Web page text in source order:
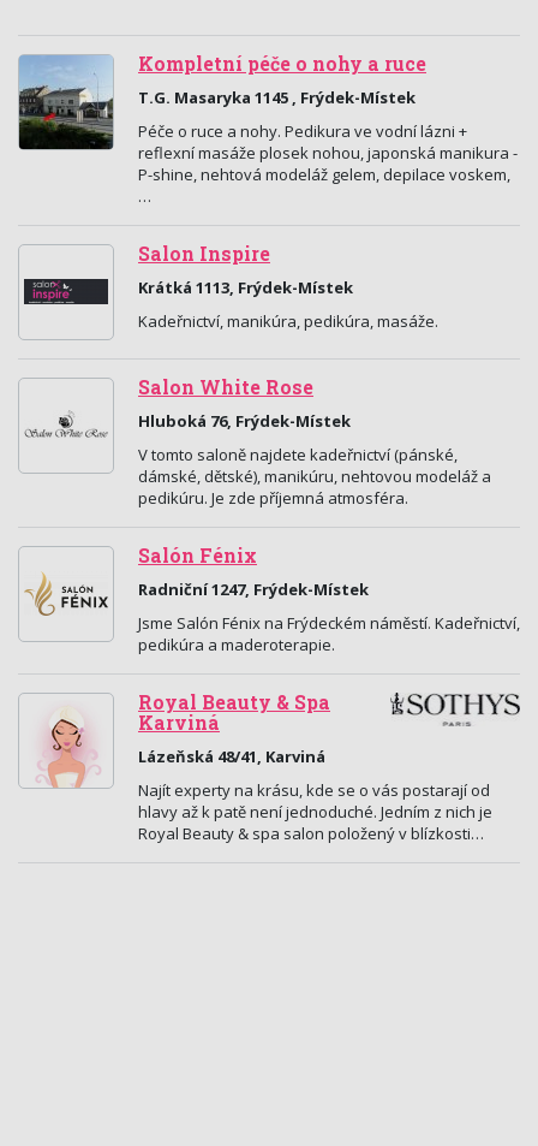
Kompletní péče o nohy a ruce
T.G. Masaryka 1145 , Frýdek-Místek
Péče o ruce a nohy. Pedikura ve vodní lázni +
reflexní masáže plosek nohou, japonská manikura -
P-shine, nehtová modeláž gelem, depilace voskem,
…
Salon Inspire
Krátká 1113, Frýdek-Místek
Kadeřnictví, manikúra, pedikúra, masáže.
Salon White Rose
Hluboká 76, Frýdek-Místek
V tomto saloně najdete kadeřnictví (pánské,
dámské, dětské), manikúru, nehtovou modeláž a
pedikúru. Je zde příjemná atmosféra.
Salón Fénix
Radniční 1247, Frýdek-Místek
Jsme Salón Fénix na Frýdeckém náměstí. Kadeřnictví,
pedikúra a maderoterapie.
Royal Beauty & Spa
Karviná
Lázeňská 48/41, Karviná
Najít experty na krásu, kde se o vás postarají od
hlavy až k patě není jednoduché. Jedním z nich je
Royal Beauty & spa salon položený v blízkosti…